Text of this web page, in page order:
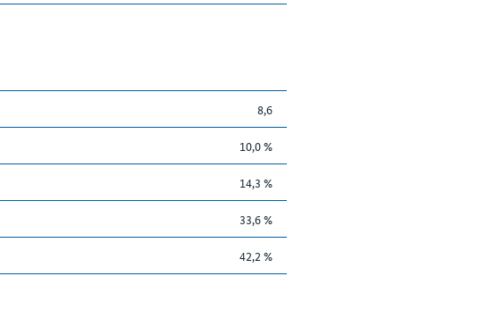
8,6
10,0 %
14,3 %
33,6 %
42,2 %